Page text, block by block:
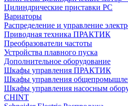
Цилиндрические приставки PC
Вариаторы
Распределение и управление
Приводная техника ПРАКТИК
Преобразователи частоты
Устройства плавного пуска
Дополнительное оборудование
Шкафы управления ПРАКТИК
Шкафы управления
Шкафы управления насосным
CHINT